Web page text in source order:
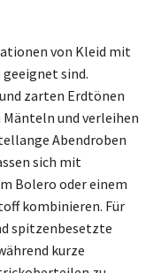
von Kleid mit
geeignet sind.
zarten Erdtönen
und verleihen
Abendroben
sich mit
Bolero oder einem
kombinieren. Für
spitzenbesetzte
kurze